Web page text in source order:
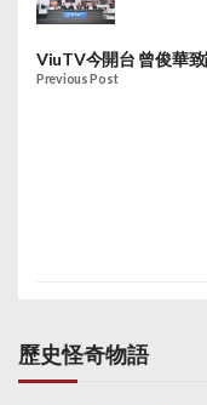
買賣深交所創業板股
的投資者，只限香
關規則界定的機構
管事項後，其他投
指數的成份股，以及
港交易所上市的A+H
ViuTV今開台 曾俊華
Previous Post
歷史怪奇物語